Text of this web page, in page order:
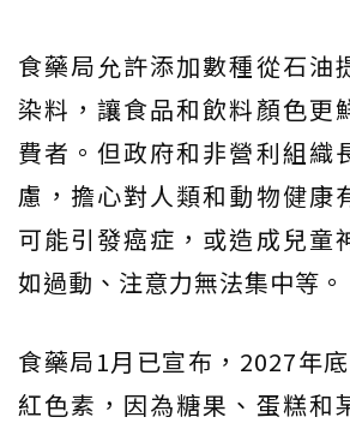
食藥局允許添加數種從石油
染料，讓食品和飲料顏色更
費者。但政府和非營利組織
慮，擔心對人類和動物健康
可能引發癌症，或造成兒童
如過動、注意力無法集中等。
食藥局1月已宣布，2027年
紅色素，因為糖果、蛋糕和